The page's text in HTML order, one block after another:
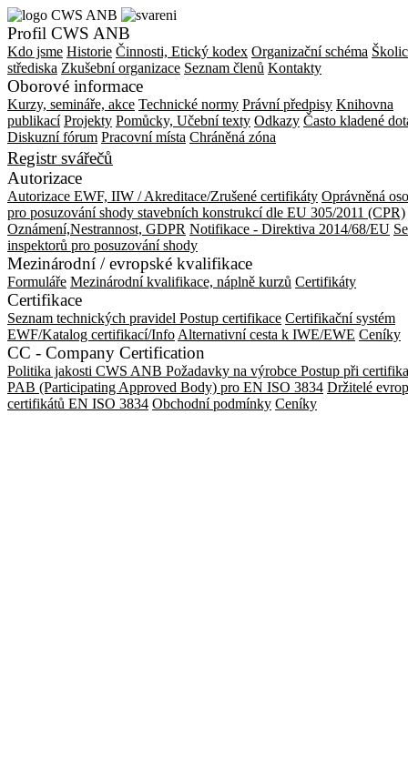
Profil CWS ANB
Kdo jsme Historie Činnosti, Etický kodex Organizační schéma
střediska Zkušební organizace Seznam členů Kontakty
Oborové informace
Kurzy, semináře, akce Technické normy Právní předpisy Knihovna
publikací Projekty Pomůcky, Učební texty Odkazy Často kladené
Diskuzní fórum Pracovní místa Chráněná zóna
Registr svářečů
Autorizace
Autorizace EWF, IIW / Akreditace/Zrušené certifikáty Oprávněná
pro posuzování shody stavebních konstrukcí dle EU 305/2011 (CPR)
Oznámení,Nestrannost, GDPR Notifikace - Direktiva 2014/68/EU
inspektorů pro posuzování shody
Mezinárodní / evropské kvalifikace
Formuláře Mezinárodní kvalifikace, náplně kurzů Certifikáty
Certifikace
Seznam technických pravidel Postup certifikace Certifikační systém
EWF/Katalog certifikací/Info Alternativní cesta k IWE/EWE Ceníky
CC - Company Certification
Politika jakosti CWS ANB Požadavky na výrobce Postup při
PAB (Participating Approved Body) pro EN ISO 3834 Držitelé
certifikátů EN ISO 3834 Obchodní podmínky Ceníky